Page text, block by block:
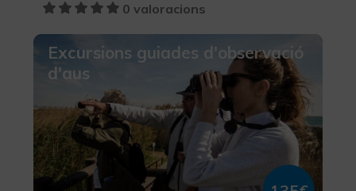
0 valoracions
Excursions guiades d'observació
d'aus